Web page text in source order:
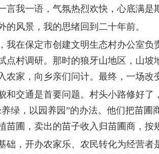
言我一语，气氛热烈欢快，心底满是
风景，我的思绪回到二十年前。
在保定市创建文明生态村办公室负
点村调研。那时的狼牙山地区，山
农家，向乡亲们问计。最终，一场
交通是首要问题。村头小路修好了
绿，以园养园”的办法。他们把苗
苗圃，卖出的苗子收入归苗圃商，
，开办农家乐、农民转化为经营者